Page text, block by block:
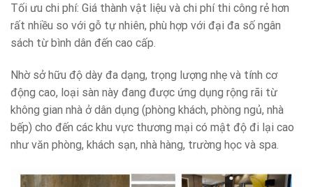
Tối ưu chi phí: Giá thành vật liệu và chi phí thi công rẻ hơn
rất nhiều so với gỗ tự nhiên, phù hợp với đại đa số ngân
sách từ bình dân đến cao cấp.
Nhờ sở hữu độ dày đa dạng, trọng lượng nhẹ và tính cơ
động cao, loại sàn này đang được ứng dụng rộng rãi từ
không gian nhà ở dân dụng (phòng khách, phòng ngủ, nhà
bếp) cho đến các khu vực thương mại có mật độ đi lại cao
như văn phòng, khách sạn, nhà hàng, trường học và spa.